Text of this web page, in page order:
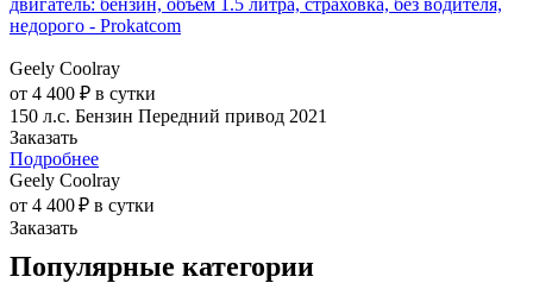
Geely Coolray
от 4 400 ₽ в сутки
150 л.с. Бензин Передний привод 2021
Заказать
Подробнее
Geely Coolray
от 4 400 ₽ в сутки
Заказать
Популярные категории